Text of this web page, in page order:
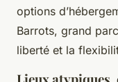
options
Barrots, grand
liberté et la